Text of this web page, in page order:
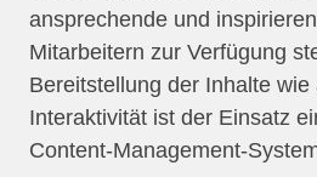
ansprechende und
Mitarbeitern zur Verfügung
Bereitstellung der Inhalte wie
Interaktivität ist der Einsatz
Content-Management-